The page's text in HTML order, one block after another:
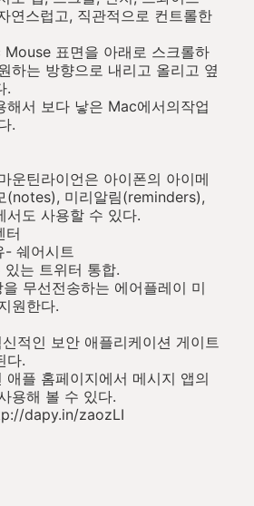
연스럽고, 직관적으로 컨트롤한
Mouse 표면을 아래로 스크롤하
하는 방향으로 내리고 올리고 옆
.
해서 보다 낳은 Mac에서의작업
.
운틴라이언은 아이폰의 아이메
(notes), 미리알림(reminders),
서도 사용할 수 있다.
터
- 쉐어시트
는 트위터 통합.
무선전송하는 에어플레이 미
원한다.
적인 보안 애플리케이션 게이트
다.
애플 홈페이지에서 메시지 앱의
용해 볼 수 있다.
dapy.in/zaozLI